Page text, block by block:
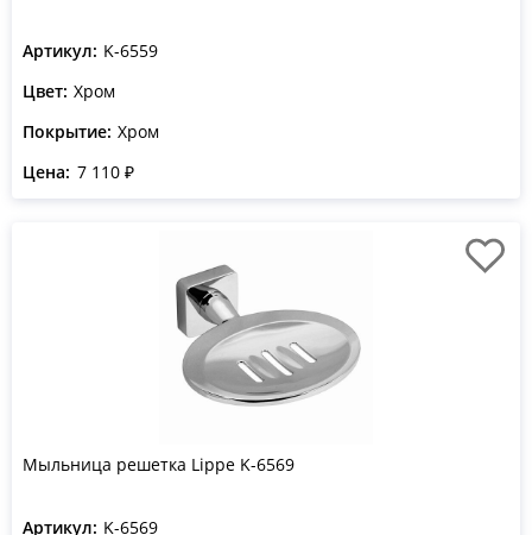
Артикул: K-6559
Цвет: Хром
Покрытие: Хром
Цена: 7 110 ₽
Мыльница решетка Lippe K-6569
Артикул: K-6569